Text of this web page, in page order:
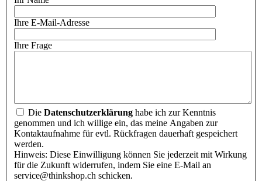
Ihre E-Mail-Adresse
Ihre Frage
Die Datenschutzerklärung habe ich zur Kenntnis
genommen und ich willige ein, das meine Angaben zur
Kontaktaufnahme für evtl. Rückfragen dauerhaft gespeichert
werden.
Hinweis: Diese Einwilligung können Sie jederzeit mit Wirkung
für die Zukunft widerrufen, indem Sie eine E-Mail an
service@thinkshop.ch schicken.